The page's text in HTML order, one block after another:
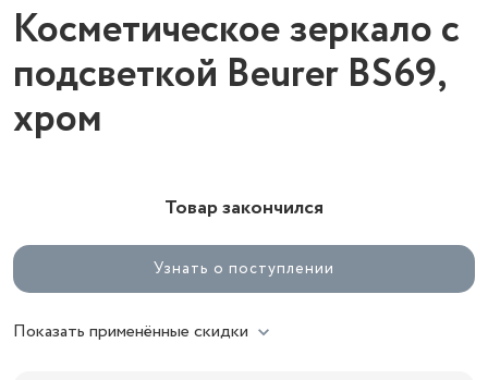
Косметическое зеркало с
подсветкой Beurer BS69,
хром
Товар закончился
Узнать о поступлении
Показать применённые скидки